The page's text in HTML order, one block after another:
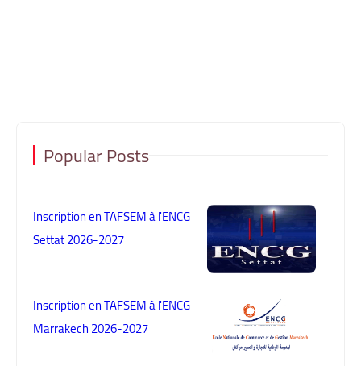
Popular Posts
Inscription en TAFSEM à l'ENCG
Settat 2026-2027
Inscription en TAFSEM à l'ENCG
Marrakech 2026-2027